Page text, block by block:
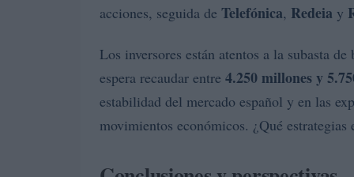
acciones, seguida de Telefónica, Redeia y
Los inversores están atentos a la subasta de
espera recaudar entre 4.250 millones y
estabilidad del mercado español y en las
movimientos económicos. ¿Qué estrategias